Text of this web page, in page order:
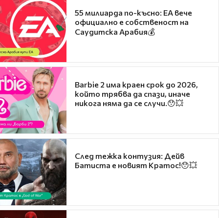
55 милиарда по-късно: EA вече
официално е собственост на
Саудитска Арабия💰
Barbie 2 има краен срок до 2026,
който трябва да спази, иначе
никога няма да се случи.😯💥
След тежка контузия: Дейв
Батиста е новият Кратос!😯💥